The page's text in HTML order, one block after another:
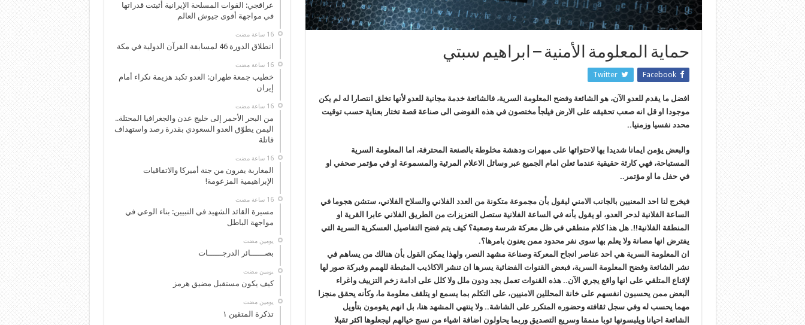
حماية المعلومة الأمنية – ابراهيم سبتي
Facebook
Twitter
افضل ما يقدم للعدو الآن، هو الشائعة وفضح المعلومة السرية، فالشائعة خدمة مجانية للعدو لأنها تخلق انتصارا له لم يكن
موجودا او قل انه صعب تحقيقه على الارض فيلجأ مختصون في هذه الفوضى الى صناعة قصة تختار بعناية حسب توقيت
محدد نفسيا وزمنيا..
والبعض يؤمن ايمانا شديدا بها لاحتوائها على مبهرات ودهشة مخلوطة بالصنعة المحترفة، اما المعلومة السرية
المستباحة، فهي كارثة حقيقية عندما تعلن امام الجميع عبر وسائل الاعلام المرئية والمسموعة او في مؤتمر صحفي او
في حفل ما او مؤتمر..
فيخرج لنا احد المعنيين بالجانب الامني ليقول بأن مجموعة متكونة من العدد الفلاني والسلاح الفلاني، ستشن هجوما في
الساعة الفلانية لدحر العدو، او يقول بأنه في الساعة الفلانية ستصل التعزيزات من الطريق الفلاني عابرا القرية او
المنطقة الفلانية!!. هل هذا كلام منطقي في ظل معركة شرسة وصعبة؟ كيف يتم فضح التفاصيل العسكرية السرية التي
يفترض انها مصانة ولا يعلم بها سوى نفر محدود ممن يعنون بامرها؟.
ان المعلومة السرية هي احد عناصر انجاح المعركة وصناعة مشهد النصر، ولهذا يمكن القول بأن هنالك من يساهم في
نشر الشائعة وفضح المعلومة السرية، فبعض القنوات الفضائية يسرها ان تنشر الاكاذيب المثبطة للهمم وفبركة صور لها
لإقناع المتلقي على انها واقع يجري الآن.. هذه القنوات تعمل بجد ودون ملل ولا كلل على ادامة زخم التزييف واغراء
البعض ممن يحسبون انفسهم على خانة المحللين الامنيين، على التكلم بما يسمع او يتلقف معلومة ما، وكأنه يحقق منجزا
مهما يحسب له وفي سجل ثقافته وحضوره المتكرر على الشاشة.. ولا ينتهي المشهد هنا، بل انهم يقومون بتأويل
الشائعة احيانا ويلبسونها ثوبا منمقا وسريع التصديق وربما يحاولون اضافة اشياء من نسج خيالهم ليجعلوها اكثر تقبلا
عراقجي: القوات المسلحة الإيرانية أثبتت قدراتها
في مواجهة أقوى جيوش العالم
‏16 ساعة مضت
انطلاق الدورة 46 لمسابقة القرآن الدولية في مكة
‏16 ساعة مضت
خطيب جمعة طهران: العدو تكبد هزيمة نكراء أمام
إيران
‏16 ساعة مضت
من البحر الأحمر إلى خليج عدن والجغرافيا المحتلة..
اليمن يطوّق العدو السعودي بقدرة رصد واستهداف
قاتلة
‏16 ساعة مضت
المغاربة يفرون من جنة أميركا والاتفاقيات
الإبراهيمية المزعومة!
‏16 ساعة مضت
مسيرة القائد الشهيد في التبيين: بناء الوعي في
مواجهة الباطل
‏يومين مضت
بصــــــائر الدرجــــــات
‏يومين مضت
كيف يكون مستقبل مضيق هرمز
‏يومين مضت
تذكرة المتقين ١